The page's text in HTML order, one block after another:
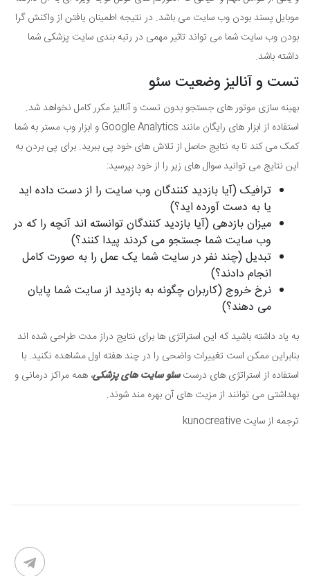
موبایل پسند بودن وب سایت می باشد. در نتیجه اطمینان یافتن از واکنش گرا
بودن وب سایت شما می تواند تاثیر مهمی در رتبه بندی سایت پزشکی شما
داشته باشد.
تست و آنالیز وضعیت سئو
بهینه سازی موتور های جستجو بدون تست و آنالیز مکرر کامل نخواهد شد.
استفاده از ابزار های رایگان مانند Google Analytics و ابزار وب مستر به شما
کمک می کند تا به نتایج حاصل از تلاش های خود پی ببرید. برای پی بردن به
این نتایج می توانید سوال های زیر را از خود بپرسید:
ترافیک (آیا بازدید کنندگان وب سایت را از دست داده اید
یا به دست آورده اید؟)
میزان بازدهی (آیا بازدید کنندگان توانسته اند آنچه را که در
وب سایت شما جستجو می کردند پیدا کنند؟)
تبدیل (چند نفر در سایت شما یک عمل را به صورت کامل
انجام دادند؟)
نرخ خروج (کاربران چگونه به بازدید از سایت شما پایان
می دهند؟)
به یاد داشته باشید که این استراتژی ها برای نتایج دراز مدت طراحی شده اند
بنابراین ممکن است تغییرات واضحی را در چند هفته اول مشاهده نکنید. با
استفاده از استراتژی های درستسئو سایت های پزشکی، همه مراکز درمانی و
بهداشتی می توانند از مزیت های آن بهره مند شوند.
ترجمه از سایت kunocreative